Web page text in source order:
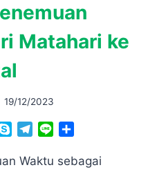
Matahari ke
19/12/2023
SkypeTelegram
Line
Waktu sebagai